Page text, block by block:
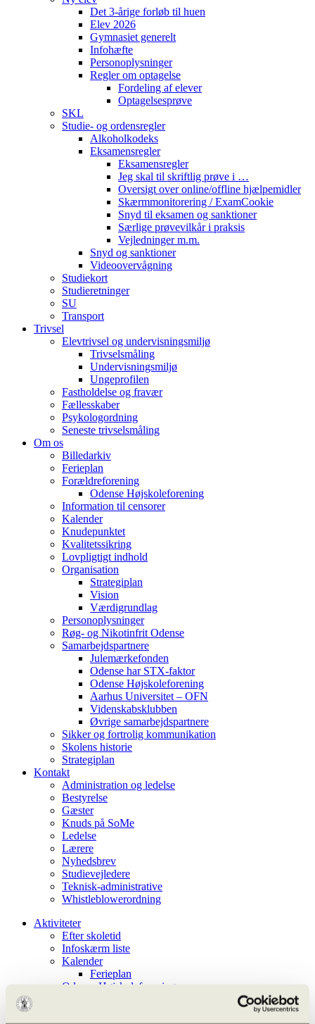
Det 3-årige forløb til huen
Elev 2026
Gymnasiet generelt
Infohæfte
Personoplysninger
Regler om optagelse
Fordeling af elever
Optagelsesprøve
SKL
Studie- og ordensregler
Alkoholkodeks
Eksamensregler
Eksamensregler
Jeg skal til skriftlig prøve i …
Oversigt over online/offline hjælpemidler
Skærmmonitorering / ExamCookie
Snyd til eksamen og sanktioner
Særlige prøvevilkår i praksis
Vejledninger m.m.
Snyd og sanktioner
Videoovervågning
Studiekort
Studieretninger
SU
Transport
Trivsel
Elevtrivsel og undervisningsmiljø
Trivselsmåling
Undervisningsmiljø
Ungeprofilen
Fastholdelse og fravær
Fællesskaber
Psykologordning
Seneste trivselsmåling
Om os
Billedarkiv
Ferieplan
Forældreforening
Odense Højskoleforening
Information til censorer
Kalender
Knudepunktet
Kvalitetssikring
Lovpligtigt indhold
Organisation
Strategiplan
Vision
Værdigrundlag
Personoplysninger
Røg- og Nikotinfrit Odense
Samarbejdspartnere
Julemærkefonden
Odense har STX-faktor
Odense Højskoleforening
Aarhus Universitet – OFN
Videnskabsklubben
Øvrige samarbejdspartnere
Sikker og fortrolig kommunikation
Skolens historie
Strategiplan
Kontakt
Administration og ledelse
Bestyrelse
Gæster
Knuds på SoMe
Ledelse
Lærere
Nyhedsbrev
Studievejledere
Teknisk-administrative
Whistleblowerordning
Aktiviteter
Efter skoletid
Infoskærm liste
Kalender
Ferieplan
Odense Højskoleforening